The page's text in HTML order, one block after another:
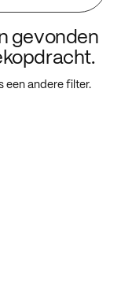
gevonden
een andere filter.